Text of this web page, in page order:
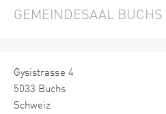
GEMEINDESAAL BUCHS
Gysistrasse 4
5033 Buchs
Schweiz